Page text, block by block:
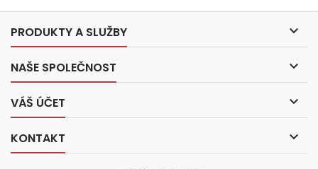
PRODUKTY A SLUŽBY 
NAŠE SPOLEČNOST 
VÁŠ ÚČET 
KONTAKT 